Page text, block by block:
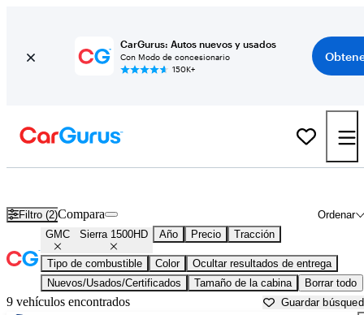
CarGurus: Autos nuevos y usados
Con Modo de concesionario
150K+
Filtro (2) Ordenar
Compara
GMC Sierra 1500HD Año Precio Tracción
Tipo de combustible Color
Ocultar resultados de entrega
Nuevos/Usados/Certificados
Tamaño de la cabina Borrar todo
9 vehículos encontrados Guardar